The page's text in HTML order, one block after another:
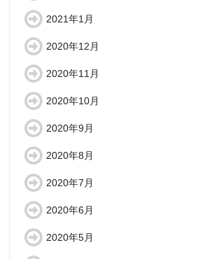
2021年1月
2020年12月
2020年11月
2020年10月
2020年9月
2020年8月
2020年7月
2020年6月
2020年5月